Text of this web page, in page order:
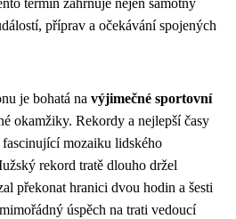
termín zahrnuje nejen samotný
příprav a očekávání spojených
je bohatá na výjimečné sportovní
okamžiky. Rekordy a nejlepší časy
mozaiku lidského
rekord tratě dlouho držel
překonat hranici dvou hodin a šesti
úspěch na trati vedoucí